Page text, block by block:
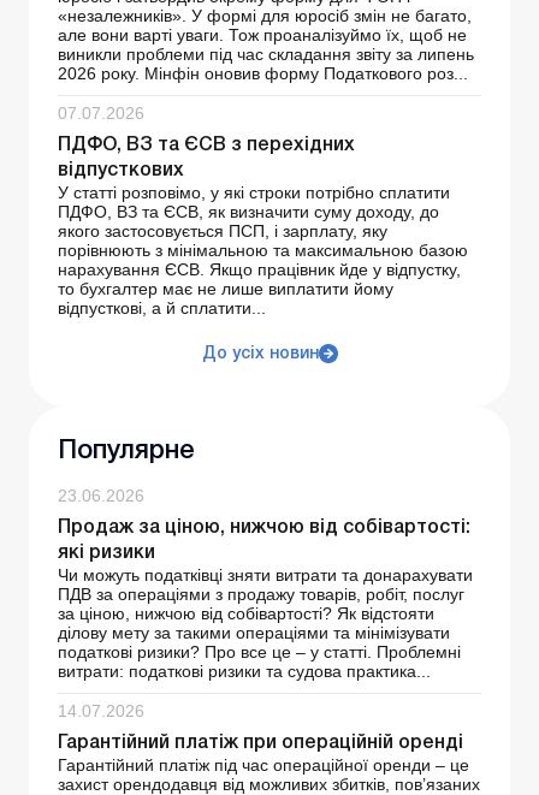
«незалежників». У формі для юросіб змін не багато,
але вони варті уваги. Тож проаналізуймо їх, щоб не
виникли проблеми під час складання звіту за липень
2026 року. Мінфін оновив форму Податкового роз...
07.07.2026
ПДФО, ВЗ та ЄСВ з перехідних
відпусткових
У статті розповімо, у які строки потрібно сплатити
ПДФО, ВЗ та ЄСВ, як визначити суму доходу, до
якого застосовується ПСП, і зарплату, яку
порівнюють з мінімальною та максимальною базою
нарахування ЄСВ. Якщо працівник йде у відпустку,
то бухгалтер має не лише виплатити йому
відпусткові, а й сплатити...
До усіх новин
Популярне
23.06.2026
Продаж за ціною, нижчою від собівартості:
які ризики
Чи можуть податківці зняти витрати та донарахувати
ПДВ за операціями з продажу товарів, робіт, послуг
за ціною, нижчою від собівартості? Як відстояти
ділову мету за такими операціями та мінімізувати
податкові ризики? Про все це – у статті. Проблемні
витрати: податкові ризики та судова практика...
14.07.2026
Гарантійний платіж при операційній оренді
Гарантійний платіж під час операційної оренди – це
захист орендодавця від можливих збитків, пов’язаних